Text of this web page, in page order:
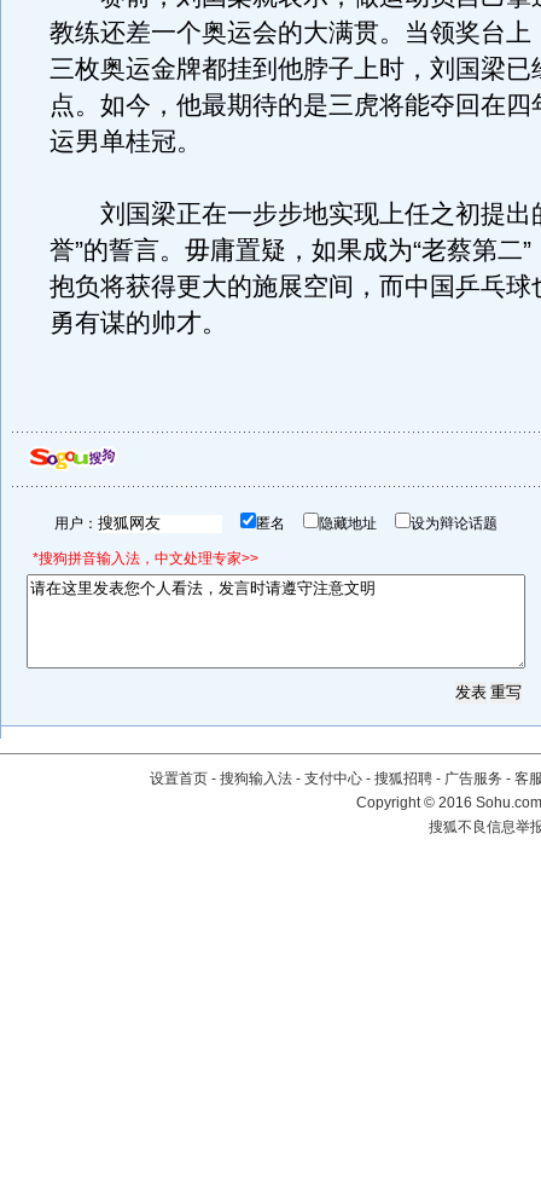
教练还差一个奥运会的大满贯。当领奖台上
三枚奥运金牌都挂到他脖子上时，刘国梁已
点。如今，他最期待的是三虎将能夺回在四
运男单桂冠。
刘国梁正在一步步地实现上任之初提出
誉”的誓言。毋庸置疑，如果成为“老蔡第二
抱负将获得更大的施展空间，而中国乒乓球
勇有谋的帅才。
用户： 匿名 隐藏地址 设为辩论话题
*搜狗拼音输入法，中文处理专家>>
设置首页 - 搜狗输入法 - 支付中心 - 搜狐招聘 - 广告服务 - 客
Copyright©2016
搜狐不良信息举